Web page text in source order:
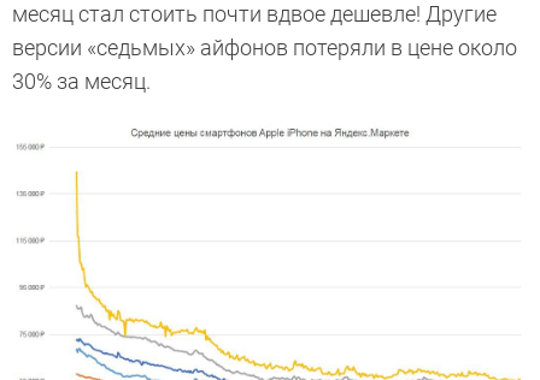
месяц стал стоить почти вдвое дешевле! Другие
версии «седьмых» айфонов потеряли в цене около
30% за месяц.